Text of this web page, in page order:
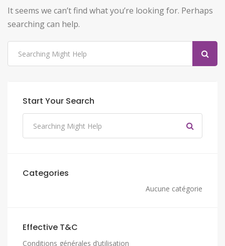
It seems we can’t find what you’re looking for. Perhaps
searching can help.
Start Your Search
Categories
Aucune catégorie
Effective T&C
Conditions générales d’utilisation